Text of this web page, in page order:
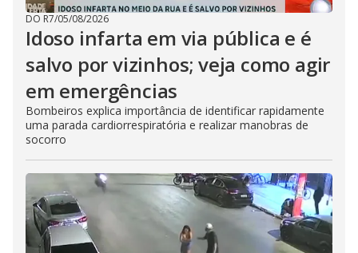
DO R7/05/08/2026
Idoso infarta em via pública e é
salvo por vizinhos; veja como agir
em emergências
Bombeiros explica importância de identificar rapidamente
uma parada cardiorrespiratória e realizar manobras de
socorro